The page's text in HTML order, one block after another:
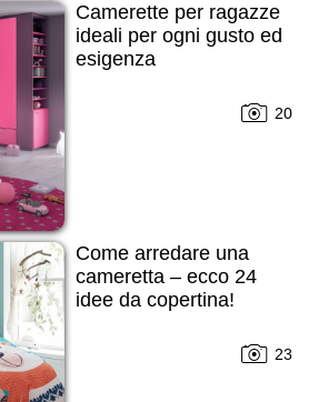
Camerette per ragazze
ideali per ogni gusto ed
esigenza
20
Come arredare una
cameretta – ecco 24
idee da copertina!
23